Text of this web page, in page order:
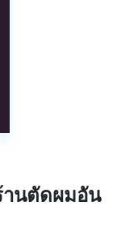
านตัดผมอัน